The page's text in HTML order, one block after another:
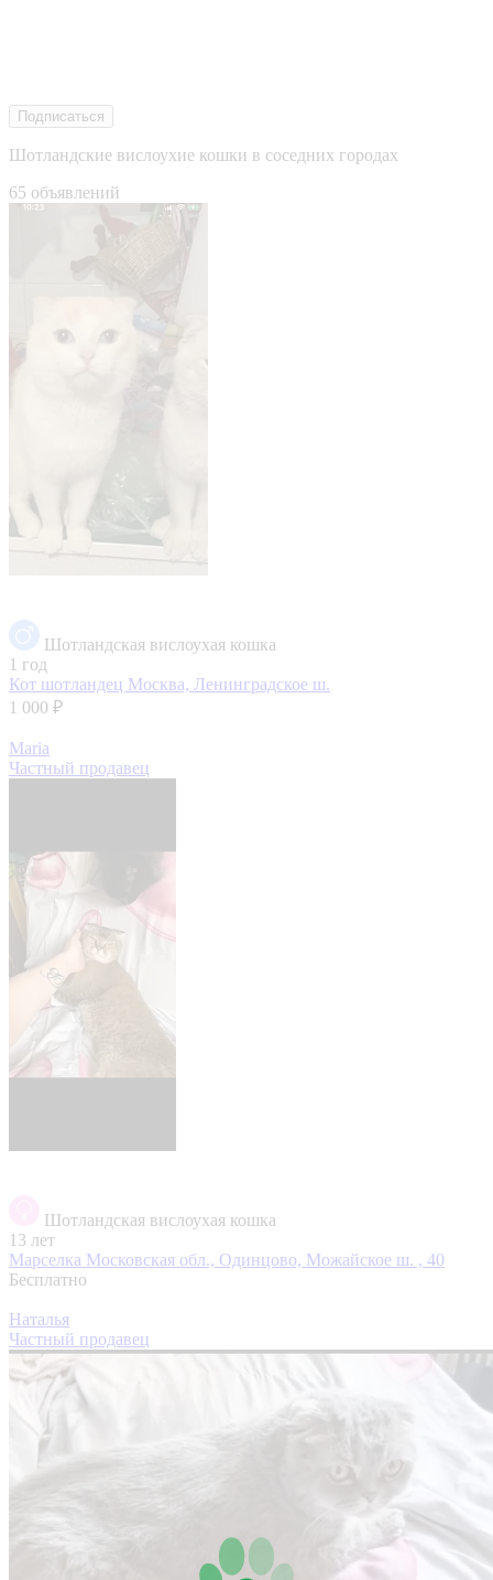
Подписаться
Шотландские вислоухие кошки в соседних городах
65 объявлений
Шотландская вислоухая кошка
1 год
Кот шотландец Москва, Ленинградское ш.
1 000 ₽
Maria
Частный продавец
Шотландская вислоухая кошка
13 лет
Марселка Московская обл., Одинцово, Можайское ш. , 40
Бесплатно
Наталья
Частный продавец